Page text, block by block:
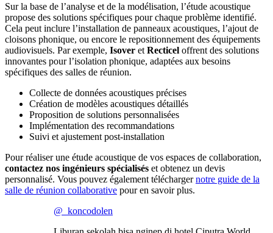
Sur la base de l’analyse et de la modélisation, l’étude acoustique
propose des solutions spécifiques pour chaque problème identifié.
Cela peut inclure l’installation de panneaux acoustiques, l’ajout de
cloisons phonique, ou encore le repositionnement des équipements
audiovisuels. Par exemple, Isover et Recticel offrent des solutions
innovantes pour l’isolation phonique, adaptées aux besoins
spécifiques des salles de réunion.
Collecte de données acoustiques précises
Création de modèles acoustiques détaillés
Proposition de solutions personnalisées
Implémentation des recommandations
Suivi et ajustement post-installation
Pour réaliser une étude acoustique de vos espaces de collaboration,
contactez nos ingénieurs spécialisés et obtenez un devis
personnalisé. Vous pouvez également téléchargernotre guide de la
salle de réunion collaborative pour en savoir plus.
@_koncodolen